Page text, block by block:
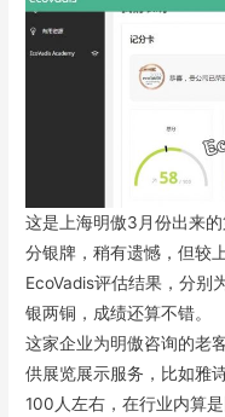
这是上海明傲3月份出来
分银牌，稍有遗憾，但较
EcoVadis评估结果，分别
银两铜，成绩还算不错。
这家企业为明傲咨询的老
供展览展示服务，比如雅
100人左右，在行业内算